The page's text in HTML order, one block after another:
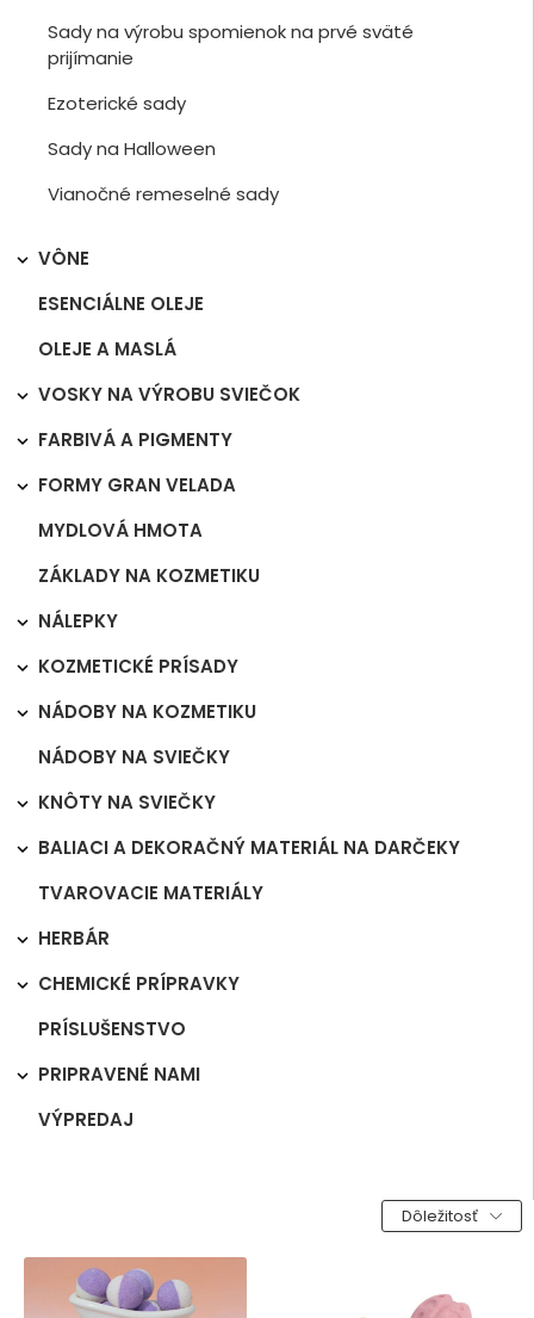
Sady na výrobu spomienok na prvé sväté
prijímanie
Ezoterické sady
Sady na Halloween
Vianočné remeselné sady
VÔNE

ESENCIÁLNE OLEJE
OLEJE A MASLÁ
VOSKY NA VÝROBU SVIEČOK

FARBIVÁ A PIGMENTY

FORMY GRAN VELADA

MYDLOVÁ HMOTA
ZÁKLADY NA KOZMETIKU
NÁLEPKY

KOZMETICKÉ PRÍSADY

NÁDOBY NA KOZMETIKU

NÁDOBY NA SVIEČKY
KNÔTY NA SVIEČKY

BALIACI A DEKORAČNÝ MATERIÁL NA DARČEKY

TVAROVACIE MATERIÁLY
HERBÁR

CHEMICKÉ PRÍPRAVKY

PRÍSLUŠENSTVO
PRIPRAVENÉ NAMI

VÝPREDAJ
Dôležitosť